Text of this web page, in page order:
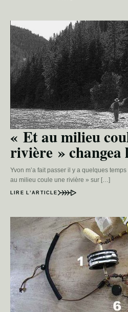
« Et au milieu
rivière » changea
Yvon m’a fait passer il y a quelques
au milieu coule une rivière » sur […]
LIRE L’ARTICLE